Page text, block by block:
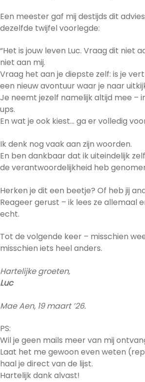
Een meester gaf mij destijds dit
dezelfde twijfel voorlegde:
“Het is jouw leven Luc. Vraag dit niet
niet aan mij.
Vraag het aan je diepste zelf: is je
een nieuw avontuur waar je naar
Je neemt jezelf namelijk altijd mee –
ups.
En wat je ook kiest… ga er volledig
Ik denk nog vaak aan zijn woorden.
En ben dankbaar dat ik uiteindelijk
de verantwoordelijkheid heb
Herken je dit een beetje? Of heb jij
Reageer gerust – ik lees ze allemaal
echt.
Tot de volgende keer – misschien
misschien iets heel anders.
Hartelijke groeten,
Luc
Mae Aen, 19 maart ’26.
PS:
Wil je geen mails meer van mij
Laat het me gewoon even weten
haal je direct van de lijst.
Hartelijk dank alvast!